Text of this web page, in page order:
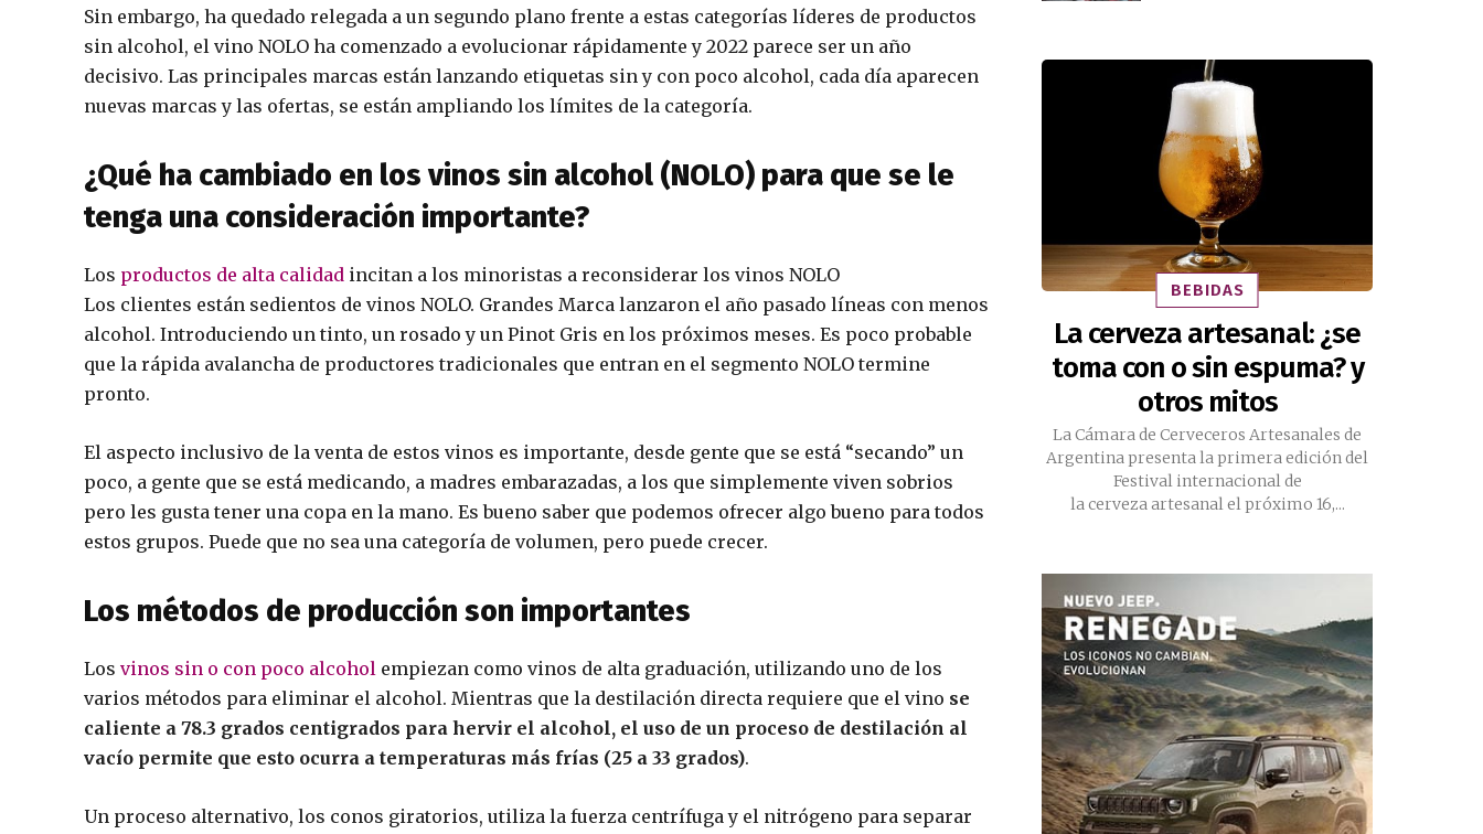
Sin embargo, ha quedado relegada a un segundo plano frente a estas categorías líderes de productos
sin alcohol, el vino NOLO ha comenzado a evolucionar rápidamente y 2022 parece ser un año
decisivo. Las principales marcas están lanzando etiquetas sin y con poco alcohol, cada día aparecen
nuevas marcas y las ofertas, se están ampliando los límites de la categoría.
¿Qué ha cambiado en los vinos sin alcohol (NOLO) para que se le
tenga una consideración importante?
Los productos de alta calidad incitan a los minoristas a reconsiderar los vinos NOLO
Los clientes están sedientos de vinos NOLO. Grandes Marca lanzaron el año pasado líneas con menos
alcohol. Introduciendo un tinto, un rosado y un Pinot Gris en los próximos meses. Es poco probable
que la rápida avalancha de productores tradicionales que entran en el segmento NOLO termine
pronto.
El aspecto inclusivo de la venta de estos vinos es importante, desde gente que se está “secando” un
poco, a gente que se está medicando, a madres embarazadas, a los que simplemente viven sobrios
pero les gusta tener una copa en la mano. Es bueno saber que podemos ofrecer algo bueno para todos
estos grupos. Puede que no sea una categoría de volumen, pero puede crecer.
Los métodos de producción son importantes
Los vinos sin o con poco alcohol empiezan como vinos de alta graduación, utilizando uno de los
varios métodos para eliminar el alcohol. Mientras que la destilación directa requiere que el vino se
caliente a 78.3 grados centigrados para hervir el alcohol, el uso de un proceso de destilación al
vacío permite que esto ocurra a temperaturas más frías (25 a 33 grados).
Un proceso alternativo, los conos giratorios, utiliza la fuerza centrífuga y el nitrógeno para separar
BEBIDAS
La cerveza artesanal: ¿se
toma con o sin espuma? y
otros mitos
La Cámara de Cerveceros Artesanales de
Argentina presenta la primera edición del
Festival internacional de
la cerveza artesanal el próximo 16,...